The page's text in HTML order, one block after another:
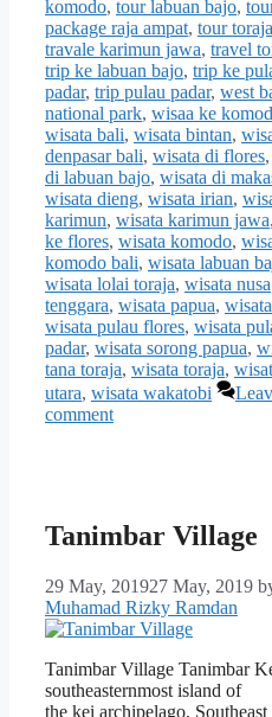
komodo, tour labuan bajo,
package raja ampat, tour toraja
travale karimun jawa, travel
trip ke labuan bajo, trip ke
padar, trip pulau padar, west
national park, wisaa ke
wisata bali, wisata bintan,
denpasar bali, wisata di flores,
di labuan bajo, wisata di
wisata dieng, wisata irian,
karimun, wisata karimun jawa,
ke flores, wisata komodo,
komodo bali, wisata labuan
wisata lolai toraja, wisata nusa
tenggara, wisata papua,
wisata pulau flores, wisata
padar, wisata sorong papua,
tana toraja, wisata toraja,
utara, wisata wakatobi
comment
Tanimbar Village
29 May, 201927 May, 2019
Muhamad Rizky Ramdan
Tanimbar Village Tanimbar
southeasternmost island of
the kei archipelago, Southeast